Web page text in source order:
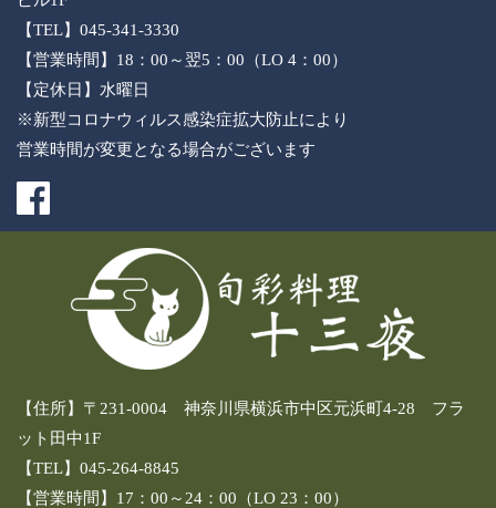
【TEL】045-341-3330
【営業時間】18：00～翌5：00（LO 4：00）
【定休日】水曜日
※新型コロナウィルス感染症拡大防止により
営業時間が変更となる場合がございます
【住所】〒231-0004 神奈川県横浜市中区元浜町4-28 フラ
ット田中1F
【TEL】045-264-8845
【営業時間】17：00～24：00（LO 23：00）